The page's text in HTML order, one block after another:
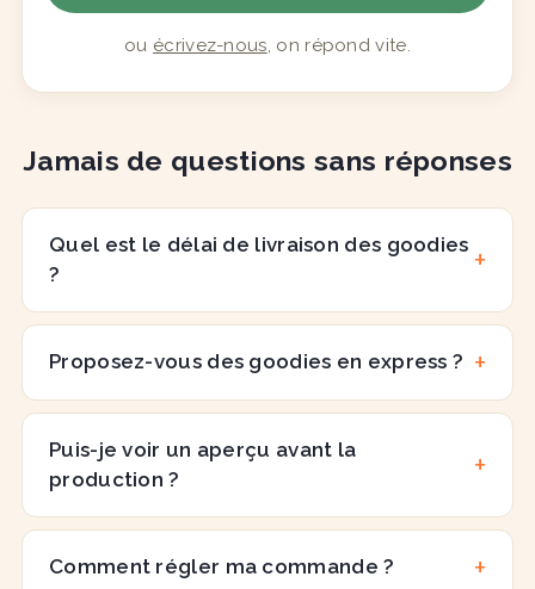
ou écrivez-nous, on répond vite.
Jamais de questions sans réponses
Quel est le délai de livraison des goodies
?
Proposez-vous des goodies en express ?
Puis-je voir un aperçu avant la
production ?
Comment régler ma commande ?